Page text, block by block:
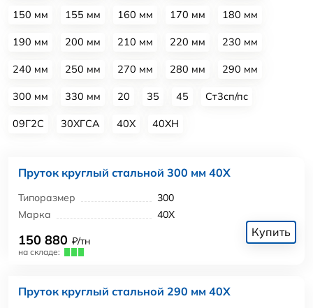
150 мм 155 мм 160 мм 170 мм 180 мм
190 мм 200 мм 210 мм 220 мм 230 мм
240 мм 250 мм 270 мм 280 мм 290 мм
300 мм 330 мм 20 35 45 Ст3сп/пс
09Г2С 30ХГСА 40Х 40ХН
Пруток круглый стальной 300 мм 40Х
Типоразмер
300
Марка
40Х
150 880 ₽/тн
на складе:
Купить
Пруток круглый стальной 290 мм 40Х